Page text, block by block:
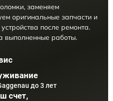
заменяем
оригинальные запчасти и
после ремонта.
выполненные работы.
до 3 лет
счет,